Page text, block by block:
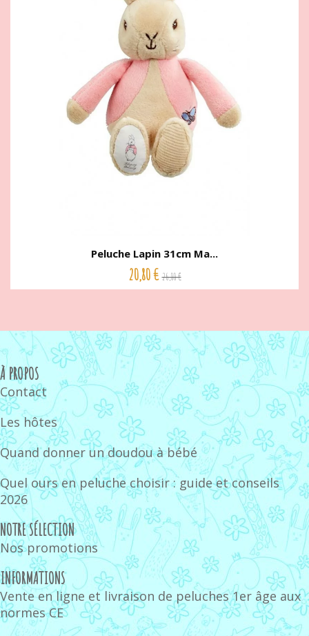
Peluche Lapin 31cm Ma...
20,80 € 26,00 €
À PROPOS
Contact
Les hôtes
Quand donner un doudou à bébé
Quel ours en peluche choisir : guide et conseils
2026
NOTRE SÉLECTION
Nos promotions
INFORMATIONS
Vente en ligne et livraison de peluches 1er âge aux
normes CE